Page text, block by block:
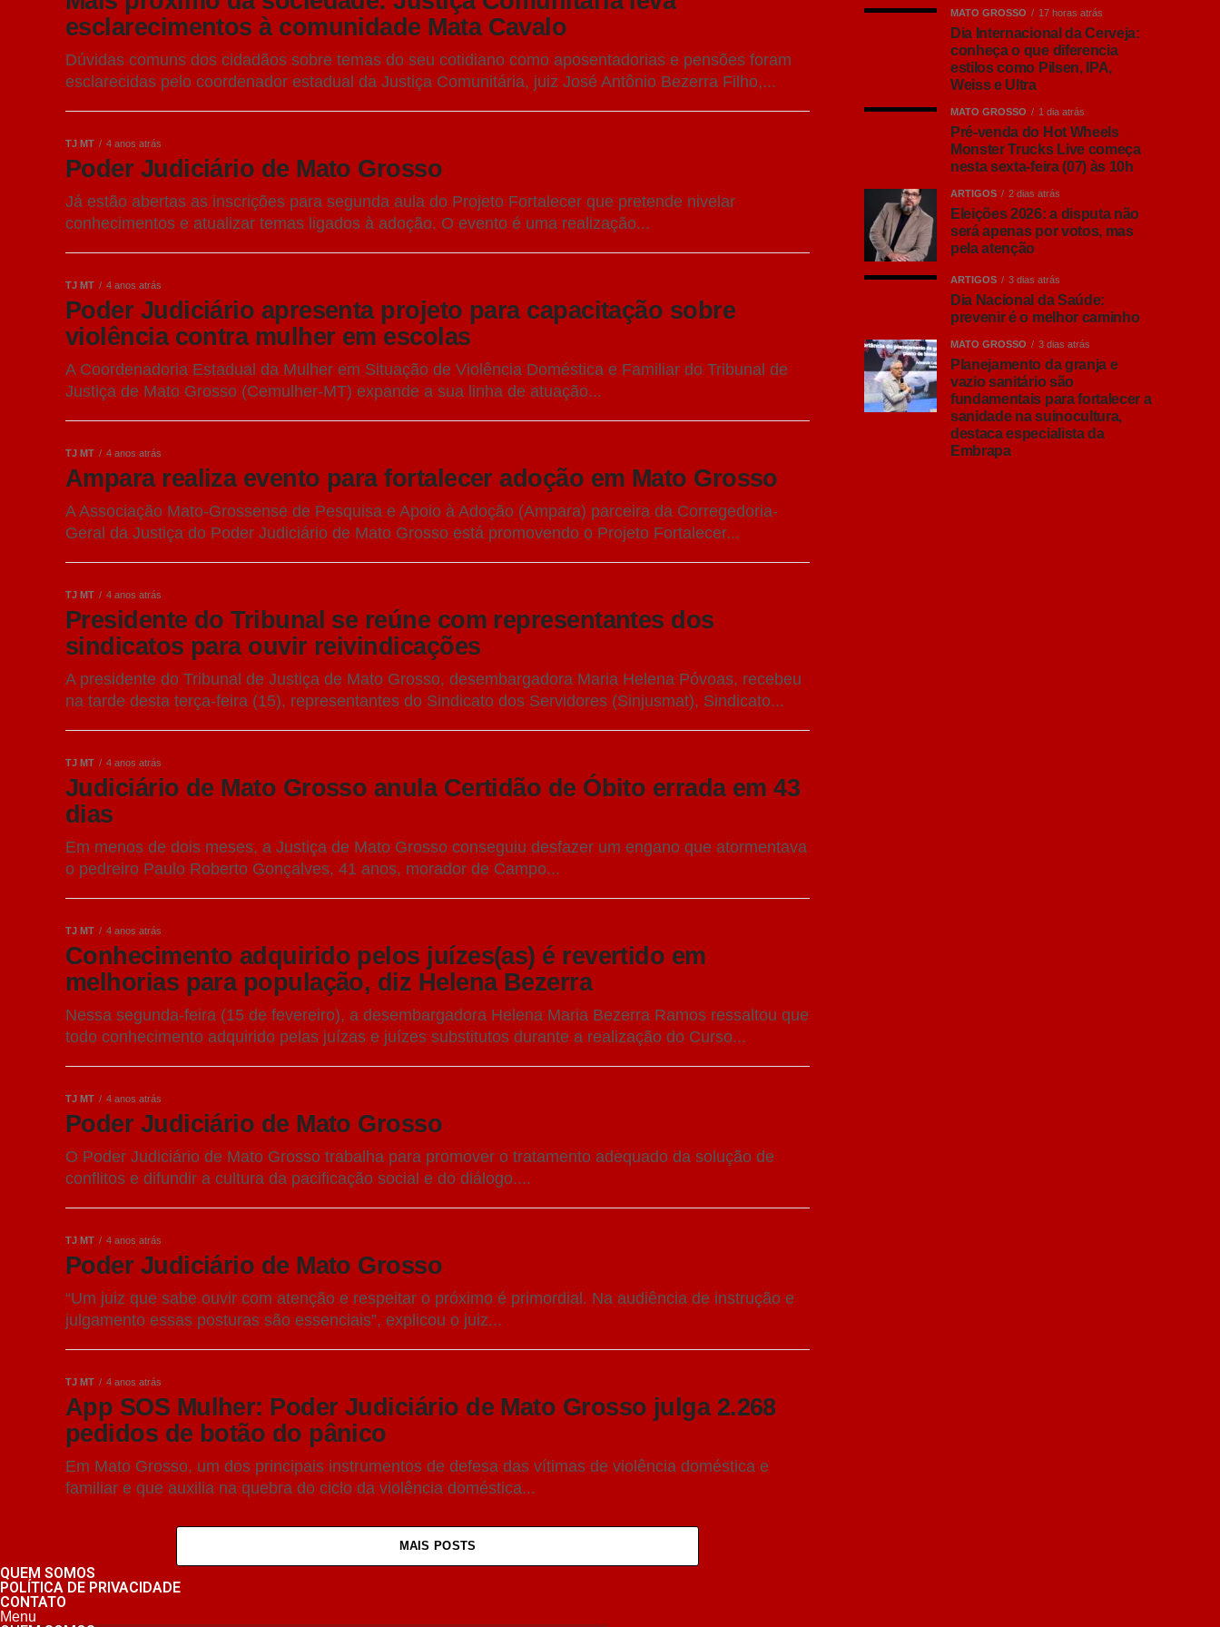
esclarecimentos à comunidade Mata Cavalo
Dúvidas comuns dos cidadãos sobre temas do seu cotidiano como aposentadorias e pensões foram
esclarecidas pelo coordenador estadual da Justiça Comunitária, juiz José Antônio Bezerra Filho,...
TJ MT 4 anos atrás
Poder Judiciário de Mato Grosso
Já estão abertas as inscrições para segunda aula do Projeto Fortalecer que pretende nivelar
conhecimentos e atualizar temas ligados à adoção. O evento é uma realização...
TJ MT 4 anos atrás
Poder Judiciário apresenta projeto para capacitação sobre
violência contra mulher em escolas
A Coordenadoria Estadual da Mulher em Situação de Violência Doméstica e Familiar do Tribunal de
Justiça de Mato Grosso (Cemulher-MT) expande a sua linha de atuação...
TJ MT 4 anos atrás
Ampara realiza evento para fortalecer adoção em Mato Grosso
A Associação Mato-Grossense de Pesquisa e Apoio à Adoção (Ampara) parceira da Corregedoria-
Geral da Justiça do Poder Judiciário de Mato Grosso está promovendo o Projeto Fortalecer...
TJ MT 4 anos atrás
Presidente do Tribunal se reúne com representantes dos
sindicatos para ouvir reivindicações
A presidente do Tribunal de Justiça de Mato Grosso, desembargadora Maria Helena Póvoas, recebeu
na tarde desta terça-feira (15), representantes do Sindicato dos Servidores (Sinjusmat), Sindicato...
TJ MT 4 anos atrás
Judiciário de Mato Grosso anula Certidão de Óbito errada em 43
dias
Em menos de dois meses, a Justiça de Mato Grosso conseguiu desfazer um engano que atormentava
o pedreiro Paulo Roberto Gonçalves, 41 anos, morador de Campo...
TJ MT 4 anos atrás
Conhecimento adquirido pelos juízes(as) é revertido em
melhorias para população, diz Helena Bezerra
Nessa segunda-feira (15 de fevereiro), a desembargadora Helena Maria Bezerra Ramos ressaltou que
todo conhecimento adquirido pelas juízas e juízes substitutos durante a realização do Curso...
TJ MT 4 anos atrás
Poder Judiciário de Mato Grosso
O Poder Judiciário de Mato Grosso trabalha para promover o tratamento adequado da solução de
conflitos e difundir a cultura da pacificação social e do diálogo....
TJ MT 4 anos atrás
Poder Judiciário de Mato Grosso
“Um juiz que sabe ouvir com atenção e respeitar o próximo é primordial. Na audiência de instrução e
julgamento essas posturas são essenciais”, explicou o juiz...
TJ MT 4 anos atrás
App SOS Mulher: Poder Judiciário de Mato Grosso julga 2.268
pedidos de botão do pânico
Em Mato Grosso, um dos principais instrumentos de defesa das vítimas de violência doméstica e
familiar e que auxilia na quebra do ciclo da violência doméstica...
MAIS POSTS
MATO GROSSO 17 horas atrás
Dia Internacional da Cerveja:
conheça o que diferencia
estilos como Pilsen, IPA,
Weiss e Ultra
MATO GROSSO 1 dia atrás
Pré-venda do Hot Wheels
Monster Trucks Live começa
nesta sexta-feira (07) às 10h
ARTIGOS 2 dias atrás
Eleições 2026: a disputa não
será apenas por votos, mas
pela atenção
ARTIGOS 3 dias atrás
Dia Nacional da Saúde:
prevenir é o melhor caminho
MATO GROSSO 3 dias atrás
Planejamento da granja e
vazio sanitário são
fundamentais para fortalecer a
sanidade na suinocultura,
destaca especialista da
Embrapa
QUEM SOMOS
POLÍTICA DE PRIVACIDADE
CONTATO
Menu